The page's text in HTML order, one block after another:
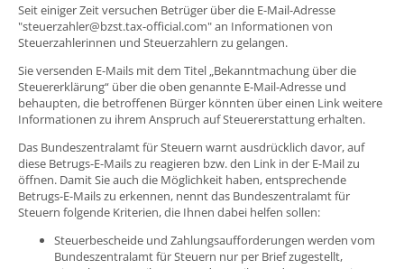
Seit einiger Zeit versuchen Betrüger über die E-Mail-Adresse
"steuerzahler@bzst.tax-official.com" an Informationen von
Steuerzahlerinnen und Steuerzahlern zu gelangen.
Sie versenden E-Mails mit dem Titel „Bekanntmachung über die
Steuererklärung“ über die oben genannte E-Mail-Adresse und
behaupten, die betroffenen Bürger könnten über einen Link weitere
Informationen zu ihrem Anspruch auf Steuererstattung erhalten.
Das Bundeszentralamt für Steuern warnt ausdrücklich davor, auf
diese Betrugs-E-Mails zu reagieren bzw. den Link in der E-Mail zu
öffnen. Damit Sie auch die Möglichkeit haben, entsprechende
Betrugs-E-Mails zu erkennen, nennt das Bundeszentralamt für
Steuern folgende Kriterien, die Ihnen dabei helfen sollen:
Steuerbescheide und Zahlungsaufforderungen werden vom
Bundeszentralamt für Steuern nur per Brief zugestellt,